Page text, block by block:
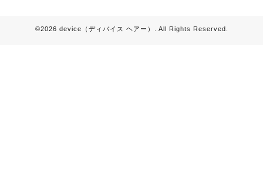
©2026 device（ディバイス ヘアー） . All Rights Reserved.